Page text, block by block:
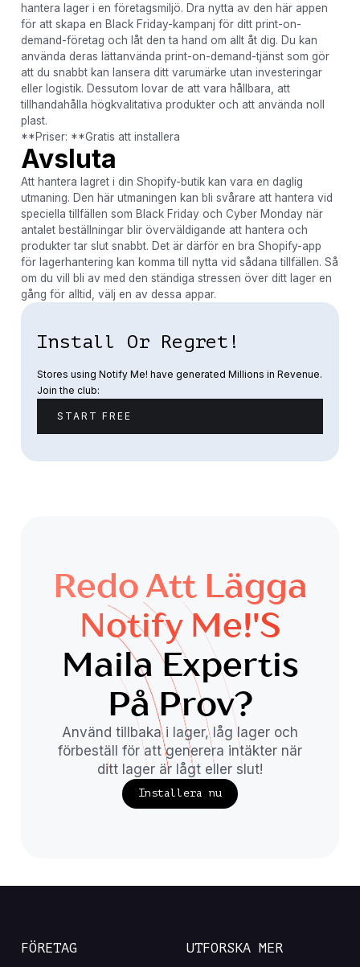
hantera lager i en företagsmiljö. Dra nytta av den här appen
för att skapa en Black Friday-kampanj för ditt print-on-
demand-företag och låt den ta hand om allt åt dig. Du kan
använda deras lättanvända print-on-demand-tjänst som gör
att du snabbt kan lansera ditt varumärke utan investeringar
eller logistik. Dessutom lovar de att vara hållbara, att
tillhandahålla högkvalitativa produkter och att använda noll
plast.
**Priser: **Gratis att installera
Avsluta
Att hantera lagret i din Shopify-butik kan vara en daglig
utmaning. Den här utmaningen kan bli svårare att hantera vid
speciella tillfällen som Black Friday och Cyber ​​​​Monday när
antalet beställningar blir överväldigande att hantera och
produkter tar slut snabbt. Det är därför en bra Shopify-app
för lagerhantering kan komma till nytta vid sådana tillfällen. Så
om du vill bli av med den ständiga stressen över ditt lager en
gång för alltid, välj en av dessa appar.
Install Or Regret!
Stores using Notify Me! have generated Millions in Revenue.
Join the club:
START FREE
Redo Att Lägga
Notify Me!'s
Maila Expertis
På Prov?
Använd tillbaka i lager, låg lager och
förbeställ för att generera intäkter när
ditt lager är lågt eller slut!
Installera nu
FÖRETAG UTFORSKA MER